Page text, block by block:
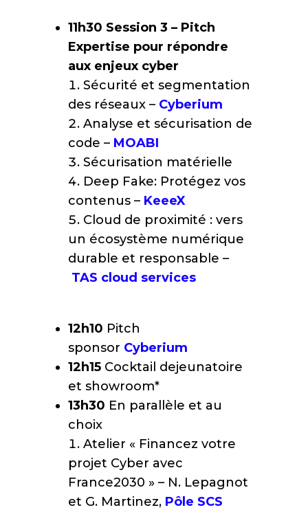
11h30 Session 3 – Pitch
Expertise pour répondre
aux enjeux cyber
Sécurité et segmentation
des réseaux – Cyberium
Analyse et sécurisation de
code – MOABI
Sécurisation matérielle
Deep Fake: Protégez vos
contenus – KeeeX
Cloud de proximité : vers
un écosystème numérique
durable et responsable –
TAS cloud services
12h10 Pitch
sponsor Cyberium
12h15Cocktail dejeunatoire
et showroom*
13h30 En parallèle et au
choix
Atelier « Financez votre
projet Cyber avec
France2030 » – N. Lepagnot
et G. Martinez, Pôle SCS